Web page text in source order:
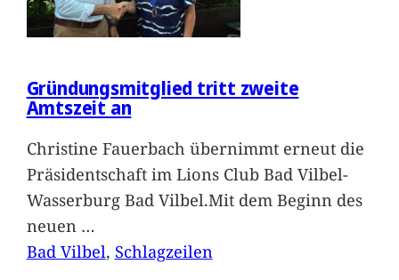
Gründungsmitglied tritt zweite
Amtszeit an
Christine Fauerbach übernimmt erneut die
Präsidentschaft im Lions Club Bad Vilbel-
Wasserburg Bad Vilbel.Mit dem Beginn des
neuen …
Bad Vilbel, Schlagzeilen